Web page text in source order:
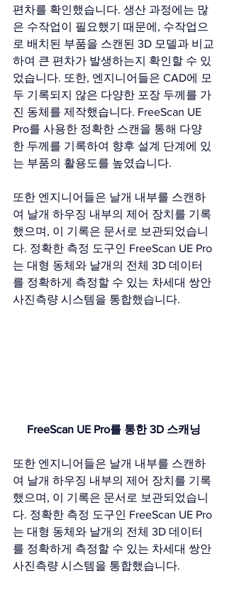
편차를 확인했습니다. 생산 과정에는 많
은 수작업이 필요했기 때문에, 수작업으
로 배치된 부품을 스캔된 3D 모델과 비교
하여 큰 편차가 발생하는지 확인할 수 있
었습니다. 또한, 엔지니어들은 CAD에 모
두 기록되지 않은 다양한 포장 두께를 가
진 동체를 제작했습니다. FreeScan UE
Pro를 사용한 정확한 스캔을 통해 다양
한 두께를 기록하여 향후 설계 단계에 있
는 부품의 활용도를 높였습니다.
또한 엔지니어들은 날개 내부를 스캔하
여 날개 하우징 내부의 제어 장치를 기록
했으며, 이 기록은 문서로 보관되었습니
다. 정확한 측정 도구인 FreeScan UE Pro
는 대형 동체와 날개의 전체 3D 데이터
를 정확하게 측정할 수 있는 차세대 쌍안
사진측량 시스템을 통합했습니다.
FreeScan UE Pro를 통한 3D 스캐닝
또한 엔지니어들은 날개 내부를 스캔하
여 날개 하우징 내부의 제어 장치를 기록
했으며, 이 기록은 문서로 보관되었습니
다. 정확한 측정 도구인 FreeScan UE Pro
는 대형 동체와 날개의 전체 3D 데이터
를 정확하게 측정할 수 있는 차세대 쌍안
사진측량 시스템을 통합했습니다.